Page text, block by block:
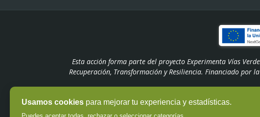
Usamos cookies para mejorar tu experiencia y estadísticas.
Esta acción forma parte del proyecto Experimenta Vías
Recuperación, Transformación y Resiliencia. Financiado por